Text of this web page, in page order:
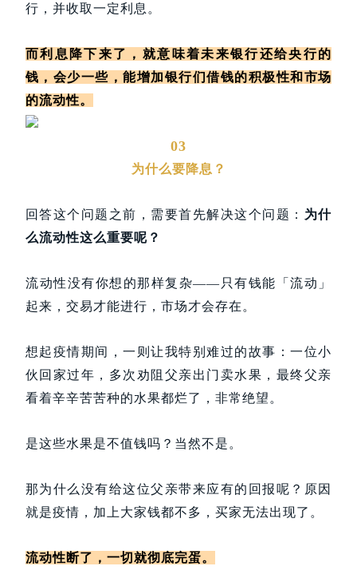
行，并收取一定利息。
而利息降下来了，就意味着未来银行还给央行的
钱，会少一些，能增加银行们借钱的积极性和市场
的流动性。
03
为什么要降息？
回答这个问题之前，需要首先解决这个问题： 为什
么流动性这么重要呢？
流动性没有你想的那样复杂—— 只有钱能「流动」
起来，交易才能进行，市场才会存在。
想起疫情期间，一则让我特别难过的故事：一位小
伙回家过年，多次劝阻父亲出门卖水果，最终父亲
看着辛辛苦苦种的水果都烂了，非常绝望。
是这些水果是不值钱吗？当然不是。
那为什么没有给这位父亲带来应有的回报呢？原因
就是疫情，加上大家钱都不多，买家无法出现了。
流动性断了，一切就彻底完蛋。